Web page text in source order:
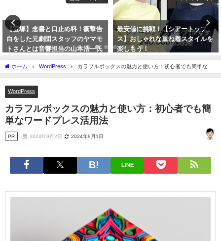
【宝塚】念書と口止め料！衝撃告
白をした元劇団スタッフのヤマモ
トさんとは音響担当の山本浩一氏
か？
最安値に挑戦！【シアートップ
ス】おしゃれな重ね着スタイルを
楽しもう！
ホーム WordPress
カラフルボックスの魅力と使い方：初心者でも簡単なワ
ードプレス活用法
WordPress
カラフルボックスの魅力と使い方：初心者でも簡
単なワードプレス活用法
PR 2024年9月2日 2024年9月1日
LINE